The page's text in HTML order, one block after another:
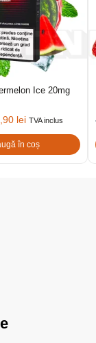
Ice 20mg
lei TVA inclus
în coș